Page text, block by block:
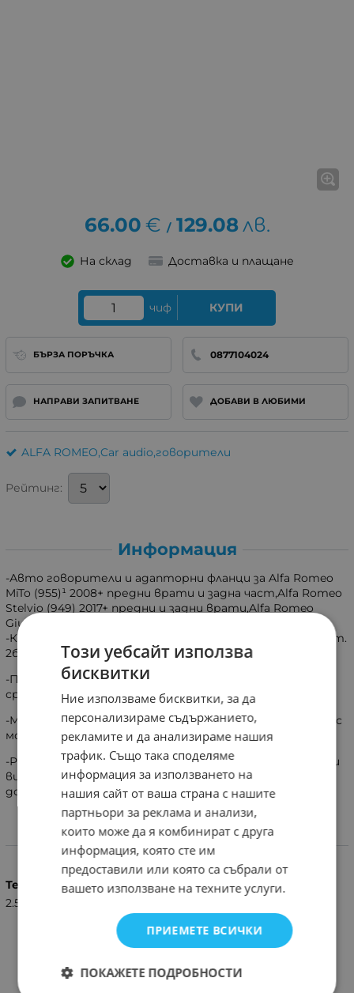
66.00 € / 129.08 лв.
На склад Доставка и плащане
чиф КУПИ
БЪРЗА ПОРЪЧКА 0877104024
НАПРАВИ ЗАПИТВАНЕ ДОБАВИ В ЛЮБИМИ
ALFA ROMEO,Car audio,говорители
Рейтинг:
Информация
-Авто говорители и адапторни фланци за Alfa Romeo
MiTo (955)¹ 2008+ предни врати и задна част,Alfa Romeo
Stelvio (949) 2017+ предни и задни врати,Alfa Romeo
Giuletta (940)¹+² 2010+ предни и задни врати
-Комплекта включва:Говорители HERTZ DCX 165.3 16.5cm.
2бр. /Адапторни Фланци 2бр./Конектори 2бр.
-Препоръчваме по възможност предварително да
сравнявате монтажните и габаритни размери!
-Монтажната дълбочина при този комплект е 6.5cm. с
монтиран говорител във фланеца.
-Размера се взима при спуснат прозорец като се мери
височината на оригиналния говорител +дълбочината
до стъклото.
Характеристики
Тегло (кг.)
2.50
Този уебсайт използва
бисквитки
Ние използваме бисквитки, за да
персонализираме съдържанието,
рекламите и да анализираме нашия
трафик. Също така споделяме
информация за използването на
нашия сайт от ваша страна с нашите
партньори за реклама и анализи,
които може да я комбинират с друга
информация, която сте им
предоставили или която са събрали от
вашето използване на техните услуги.
ПРИЕМЕТЕ ВСИЧКИ
ПОКАЖЕТЕ ПОДРОБНОСТИ